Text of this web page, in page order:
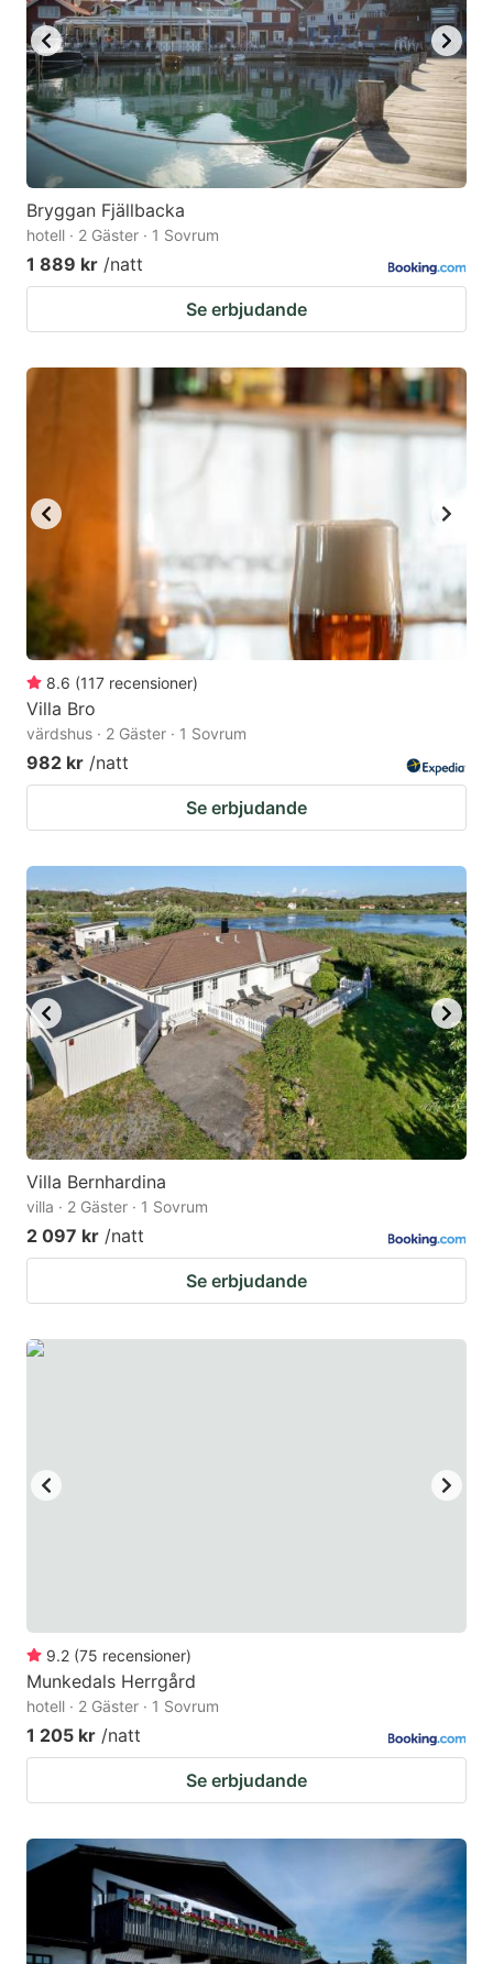
Bryggan Fjällbacka
hotell · 2 Gäster · 1 Sovrum
1 889 kr /natt
Se erbjudande
8.6 (117 recensioner)
Villa Bro
värdshus · 2 Gäster · 1 Sovrum
982 kr /natt
Se erbjudande
Villa Bernhardina
villa · 2 Gäster · 1 Sovrum
2 097 kr /natt
Se erbjudande
9.2 (75 recensioner)
Munkedals Herrgård
hotell · 2 Gäster · 1 Sovrum
1 205 kr /natt
Se erbjudande